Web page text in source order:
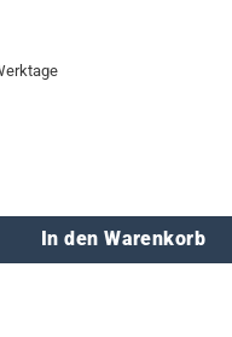
Menge
In den Warenkorb